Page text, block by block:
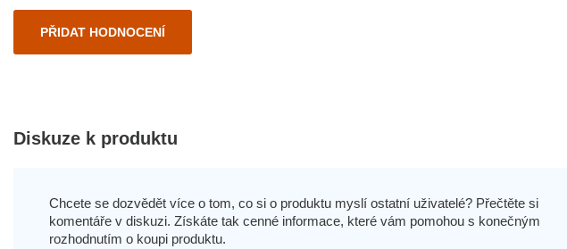
PŘIDAT HODNOCENÍ
Diskuze k produktu
Chcete se dozvědět více o tom, co si o produktu myslí ostatní uživatelé? Přečtěte si
komentáře v diskuzi. Získáte tak cenné informace, které vám pomohou s konečným
rozhodnutím o koupi produktu.